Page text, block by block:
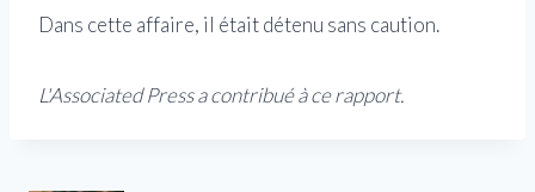
Dans cette affaire, il était détenu sans caution.
L'Associated Press a contribué à ce rapport.